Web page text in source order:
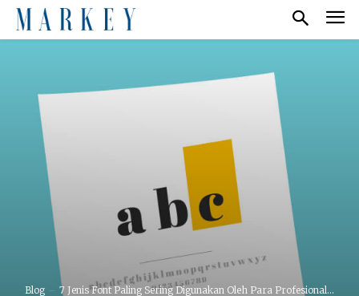
Blog 7 Jenis Font Paling Sering Digunakan Oleh Para Profesional...